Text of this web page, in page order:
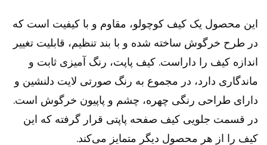
این محصول یک کیف کوچولو، مقاوم و با کیفیت است که
در طرح خرگوش ساخته شده و با بند تنظیم، قابلیت تغییر
اندازه کیف را داراست. کیف پاپت، رنگ آمیزی ثابت و
ماندگاری دارد، در مجموع به رنگ صورتی لایت دلنشین و
دارای طراحی رنگی چهره، چشم و پاپیون خرگوش است.
در قسمت جلویی کیف صفحه پاپتی قرار گرفته که این
کیف را از هر محصول دیگر متمایز می‌کند.